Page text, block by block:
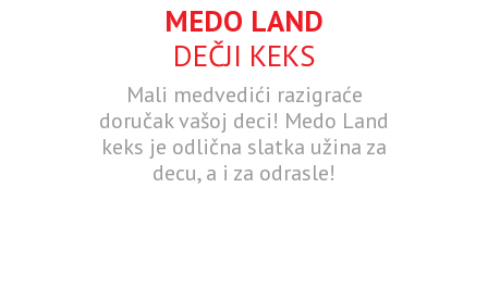
MEDO LAND
DEČJI KEKS
Mali medvedići razigraće
doručak vašoj deci! Medo Land
keks je odlična slatka užina za
decu, a i za odrasle!